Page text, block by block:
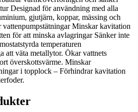
Designad för användning med alla
gjutjärn, koppar, mässing och
vattenpumpstätningar Minskar kavitation
för att minska avlagringar Sänker inte
temperaturen
att väta metallytor. Ökar vattnets
överskottsvärme. Minskar
i topplock – Förhindrar kavitation